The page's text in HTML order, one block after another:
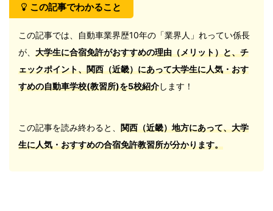
この記事でわかること
この記事では、自動車業界歴10年の「業界人」れってい係長
が、 大学生に合宿免許がおすすめの理由（メリット）と、チ
ェックポイント、関西（近畿）にあって大学生に人気・おす
すめの自動車学校(教習所)を5校紹介します！
この記事を読み終わると、 関西（近畿）地方にあって、大学
生に人気・おすすめの合宿免許教習所が分かります。